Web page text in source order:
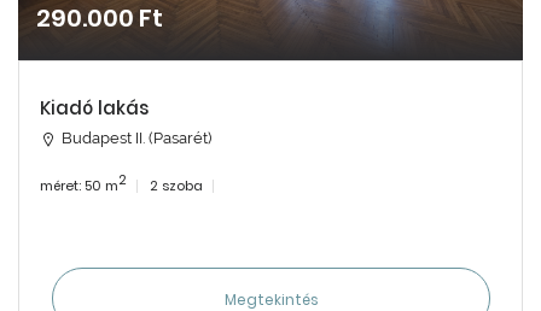
290.000 Ft
Kiadó lakás
Budapest II. (Pasarét)
méret: 50 m2 2 szoba
Megtekintés